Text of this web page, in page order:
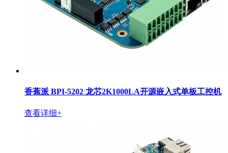
香蕉派 BPI-5202 龙芯2K1000LA开源嵌入式单板工控机
查看详细+